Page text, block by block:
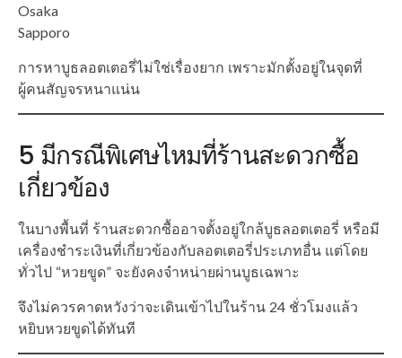
Osaka
Sapporo
การหาบูธลอตเตอรี่ไม่ใช่เรื่องยาก เพราะมักตั้งอยู่ในจุดที่
ผู้คนสัญจรหนาแน่น
5 มีกรณีพิเศษไหมที่ร้านสะดวกซื้อ
เกี่ยวข้อง
ในบางพื้นที่ ร้านสะดวกซื้ออาจตั้งอยู่ใกล้บูธลอตเตอรี่ หรือมี
เครื่องชำระเงินที่เกี่ยวข้องกับลอตเตอรี่ประเภทอื่น แต่โดย
ทั่วไป “หวยขูด” จะยังคงจำหน่ายผ่านบูธเฉพาะ
จึงไม่ควรคาดหวังว่าจะเดินเข้าไปในร้าน 24 ชั่วโมงแล้ว
หยิบหวยขูดได้ทันที